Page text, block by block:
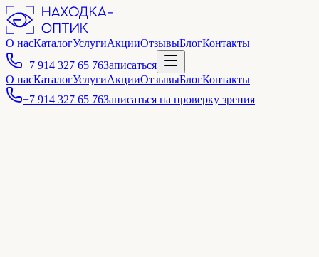
О насКаталогУслугиАкцииОтзывыБлогКонтакты
+7 914 327 65 76Записаться
О насКаталогУслугиАкцииОтзывыБлогКонтакты
+7 914 327 65 76Записаться на проверку зрения